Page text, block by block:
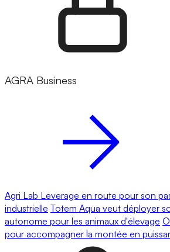
AGRA Business
Agri Lab Leverage en route pour son
industrielle Totem Aqua veut déployer
autonome pour les animaux d'élevage
pour accompagner la montée en